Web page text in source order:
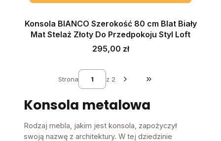
Konsola BIANCO Szerokość 80 cm Blat Biały
Mat Stelaż Złoty Do Przedpokoju Styl Loft
Cena
295,00 zł
Strona z 2
Przejdź do ostatniej
Konsola metalowa
Rodzaj mebla, jakim jest konsola, zapożyczył
swoją nazwę z architektury. W tej dziedzinie